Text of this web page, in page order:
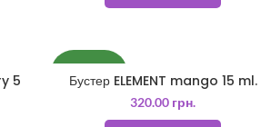
5
Бустер ELEMENT mango 15 ml.
320.00 грн.